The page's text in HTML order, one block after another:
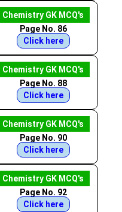
Chemistry GK MCQ's
Page No. 86
Click here
Chemistry GK MCQ's
Page No. 88
Click here
Chemistry GK MCQ's
Page No. 90
Click here
Chemistry GK MCQ's
Page No. 92
Click here